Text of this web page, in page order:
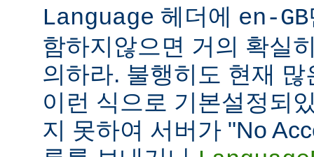
Language 헤더에 en-GB
함하지않으면 거의 확실
의하라. 불행히도 현재
이런 식으로 기본설정되
지 못하여 서버가 "No